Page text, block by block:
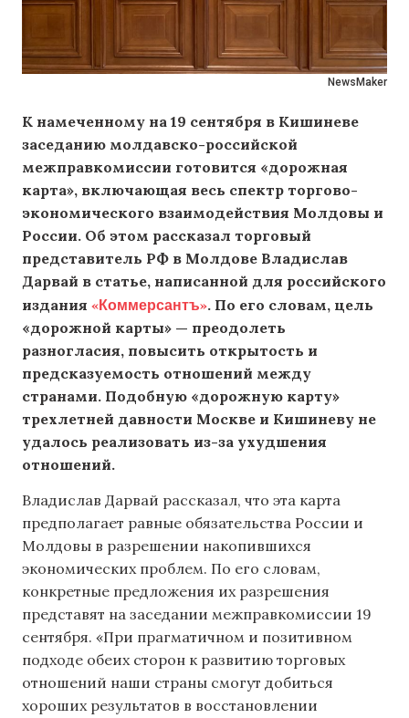
NewsMaker
К намеченному на 19 сентября в Кишиневе
заседанию молдавско-российской
межправкомиссии готовится «дорожная
карта», включающая весь спектр торгово-
экономического взаимодействия Молдовы и
России. Об этом рассказал торговый
представитель РФ в Молдове Владислав
Дарвай в статье, написанной для российского
издания «Коммерсантъ». По его словам, цель
«дорожной карты» — преодолеть
разногласия, повысить открытость и
предсказуемость отношений между
странами. Подобную «дорожную карту»
трехлетней давности Москве и Кишиневу не
удалось реализовать из-за ухудшения
отношений.
Владислав Дарвай рассказал, что эта карта
предполагает равные обязательства России и
Молдовы в разрешении накопившихся
экономических проблем. По его словам,
конкретные предложения их разрешения
представят на заседании межправкомиссии 19
сентября. «При прагматичном и позитивном
подходе обеих сторон к развитию торговых
отношений наши страны смогут добиться
хороших результатов в восстановлении